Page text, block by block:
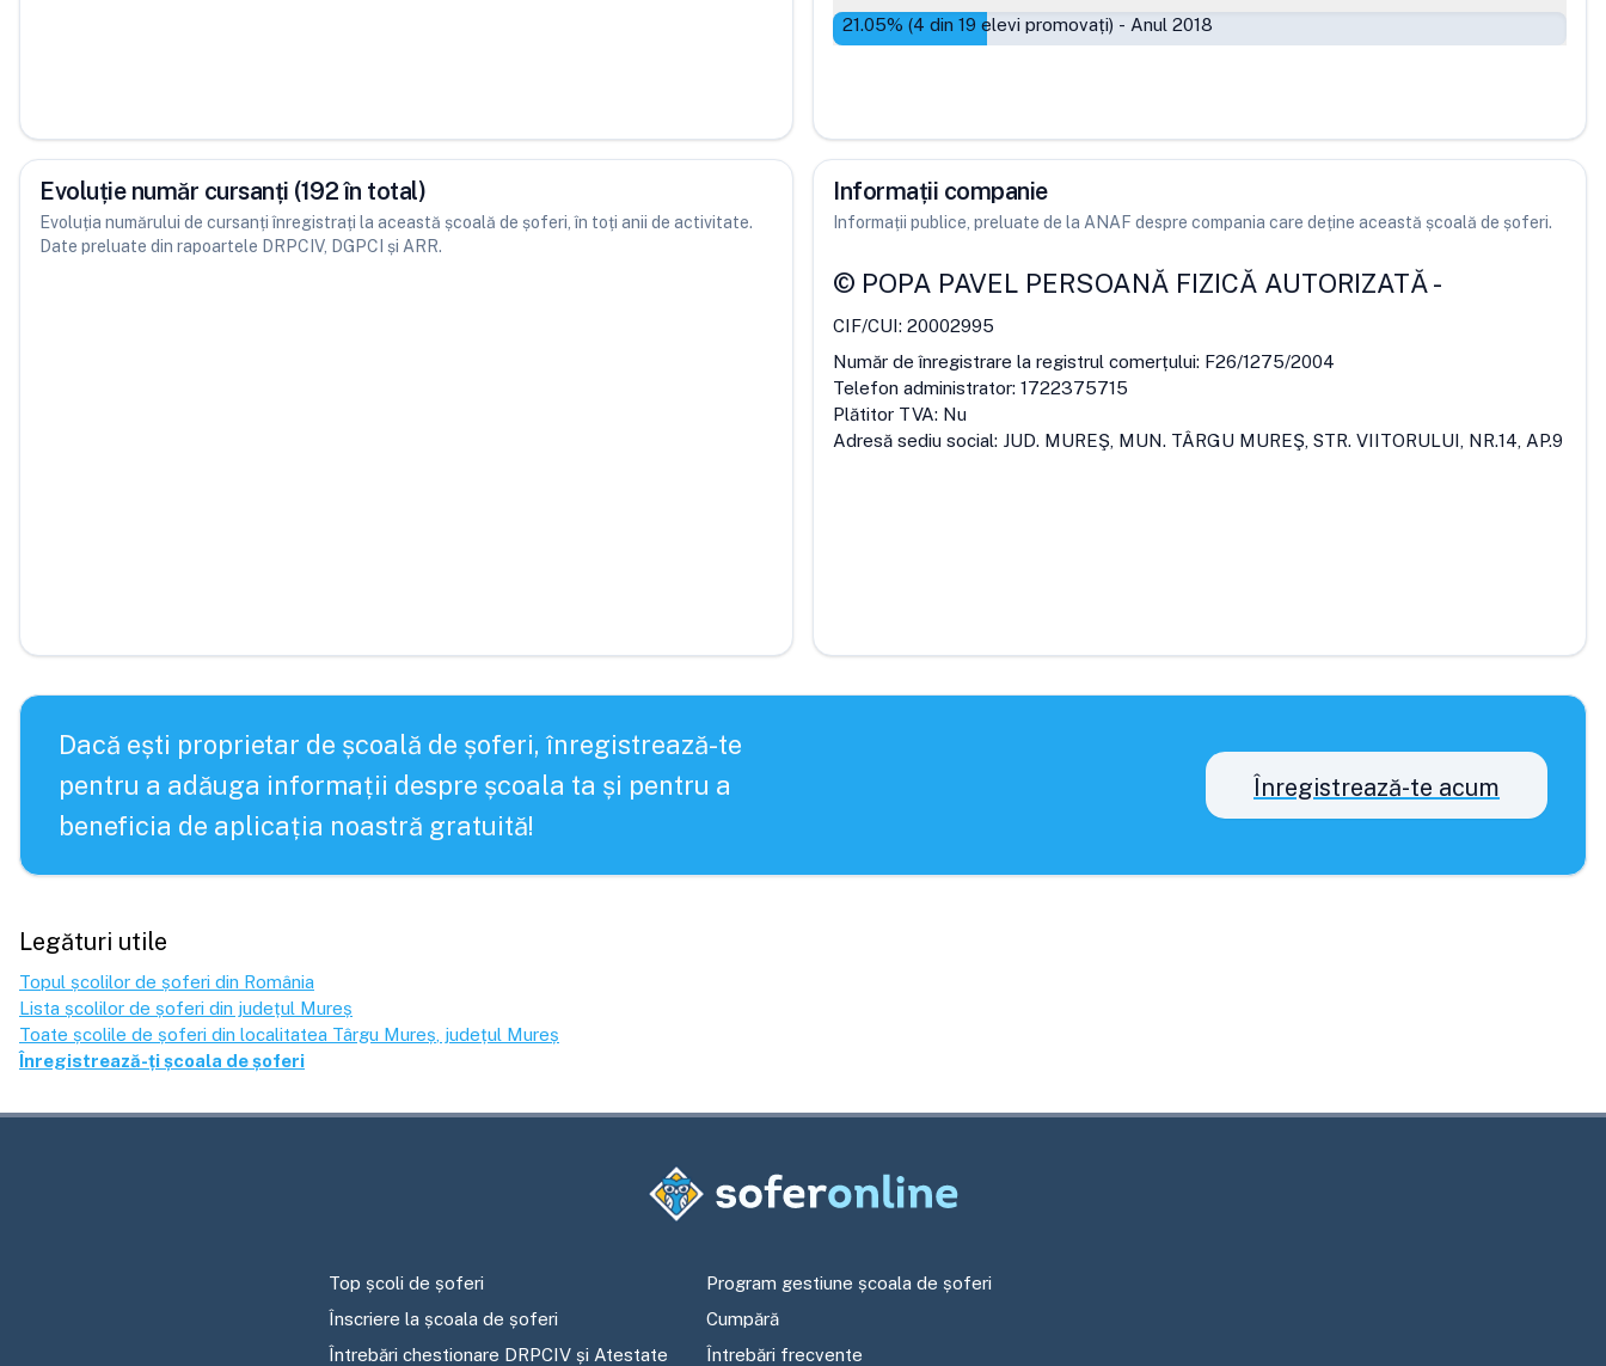
21.05% (4 din 19 elevi promovați) - Anul 2018
Evoluție număr cursanți (192 în total)
Evoluția numărului de cursanți înregistrați la această școală de șoferi, în toți anii de activitate.
Date preluate din rapoartele DRPCIV, DGPCI și ARR.
Informații companie
Informații publice, preluate de la ANAF despre compania care deține această școală de șoferi.
© POPA PAVEL PERSOANĂ FIZICĂ AUTORIZATĂ-
CIF/CUI: 20002995
Număr de înregistrare la registrul comerțului: F26/1275/2004
Telefon administrator: 1722375715
Plătitor TVA: Nu
Adresă sediu social: JUD. MUREŞ, MUN. TÂRGU MUREŞ, STR. VIITORULUI, NR.14, AP.9
Dacă ești proprietar de școală de șoferi, înregistrează-te
pentru a adăuga informații despre școala ta și pentru a
beneficia de aplicația noastră gratuită!
Înregistrează-te acum
Legături utile
Topul școlilor de șoferi din România
Lista școlilor de șoferi din județul Mureș
Toate școlile de șoferi din localitatea Târgu Mureș , județul Mureș
Înregistrează-ți școala de șoferi
Top școli de șoferi
Înscriere la școala de șoferi
Întrebări chestionare DRPCIV și Atestate
Program gestiune școala de șoferi
Cumpără
Întrebări frecvente